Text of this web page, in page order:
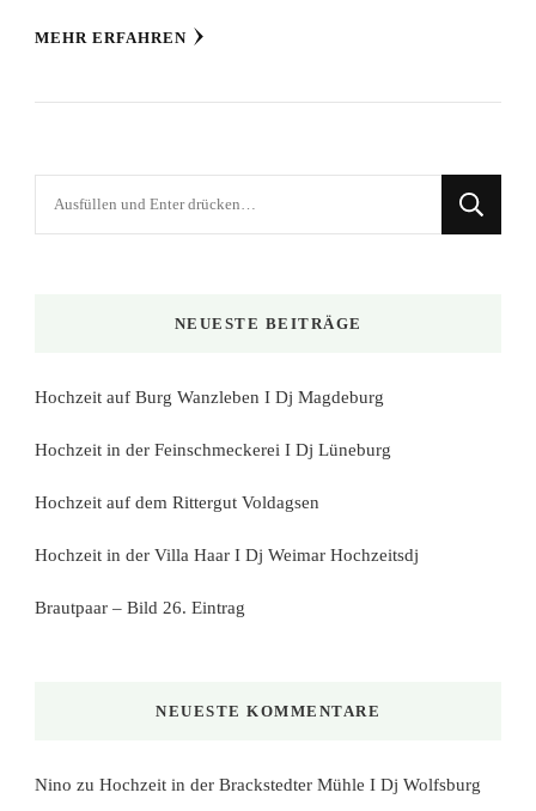
MEHR ERFAHREN
NEUESTE BEITRÄGE
Hochzeit auf Burg Wanzleben I Dj Magdeburg
Hochzeit in der Feinschmeckerei I Dj Lüneburg
Hochzeit auf dem Rittergut Voldagsen
Hochzeit in der Villa Haar I Dj Weimar Hochzeitsdj
Brautpaar – Bild 26. Eintrag
NEUESTE KOMMENTARE
Nino zu Hochzeit in der Brackstedter Mühle I Dj Wolfsburg